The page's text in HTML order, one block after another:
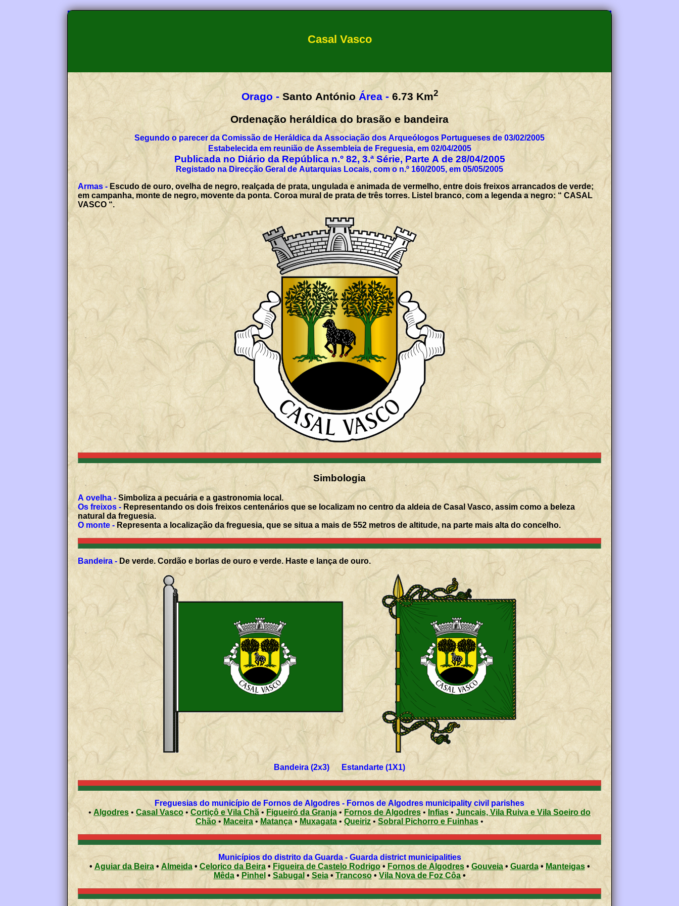
Casal Vasco
Orago - Santo António Área - 6.73 Km2
Ordenação heráldica do brasão e bandeira
Segundo o parecer da Comissão de Heráldica da Associação dos Arqueólogos Portugueses de 03/02/2005
Estabelecida em reunião de Assembleia de Freguesia, em 02/04/2005
Publicada no Diário da República n.º 82, 3.ª Série, Parte A de 28/04/2005
Registado na Direcção Geral de Autarquias Locais, com o n.º 160/2005, em 05/05/2005
Armas - Escudo de ouro, ovelha de negro, realçada de prata, ungulada e animada de vermelho, entre dois freixos arrancados de verde;
em campanha, monte de negro, movente da ponta. Coroa mural de prata de três torres. Listel branco, com a legenda a negro: “ CASAL
VASCO “.
Simbologia
A ovelha - Simboliza a pecuária e a gastronomia local.
Os freixos - Representando os dois freixos centenários que se localizam no centro da aldeia de Casal Vasco, assim como a beleza
natural da freguesia.
O monte - Representa a localização da freguesia, que se situa a mais de 552 metros de altitude, na parte mais alta do concelho.
Bandeira - De verde. Cordão e borlas de ouro e verde. Haste e lança de ouro.
Bandeira (2x3) Estandarte (1X1)
Freguesias do município de Fornos de Algodres - Fornos de Algodres municipality civil parishes
• Algodres • Casal Vasco • Cortiçô e Vila Chã • Figueiró da Granja• Fornos de Algodres• Infias • Juncais, Vila Ruiva e Vila Soeiro do
Chão • Maceira•Matança • Muxagata •Queiriz • Sobral Pichorro e Fuinhas •
Municípios do distrito da Guarda - Guarda district municipalities
• Aguiar da Beira• Almeida• Celorico da Beira•Figueira de Castelo Rodrigo• Fornos de Algodres• Gouveia• Guarda•Manteigas•
Mêda• Pinhel • Sabugal •Seia• Trancoso• Vila Nova de Foz Côa•